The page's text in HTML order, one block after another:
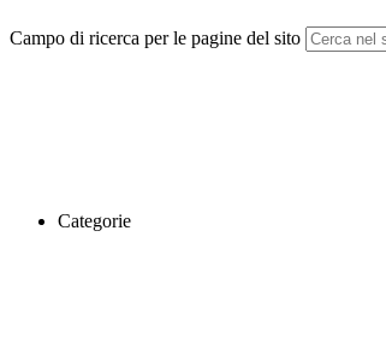
Campo di ricerca per le pagine del sito
Categorie